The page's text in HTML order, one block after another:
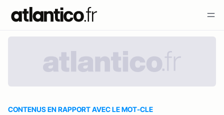
CONTENUS EN RAPPORT AVEC LE MOT-CLE